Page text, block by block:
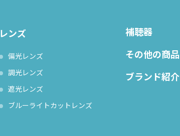
レンズ
偏光レンズ
調光レンズ
遮光レンズ
ブルーライトカットレンズ
補聴器
その他の商品
ブランド紹介